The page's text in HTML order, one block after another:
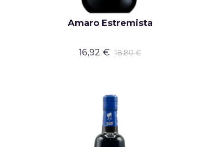
Amaro Estremista
16,92 € 18,80 €